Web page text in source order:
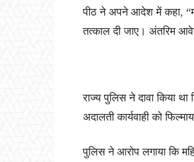
पीठ ने अपने आदेश में कहा,
तत्काल दी जाए। अंतरिम
राज्य पुलिस ने दावा किया
अदालती कार्यवाही को
पुलिस ने आरोप लगाया कि